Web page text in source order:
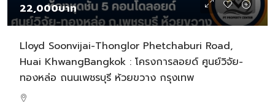
22,000บาท
Lloyd Soonvijai-Thonglor Phetchaburi Road,
Huai KhwangBangkok : โครงการลอยด์ ศูนย์วิจัย-
ทองหล่อ ถนนเพชรบุรี ห้วยขวาง กรุงเทพ